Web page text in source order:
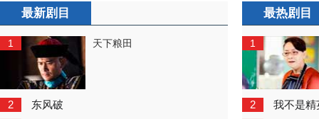
最新剧目
1 天下粮田
2 东风破
最热剧目
1
2 我不是精